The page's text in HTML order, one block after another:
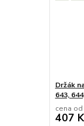
Držák
643,
cena od
407